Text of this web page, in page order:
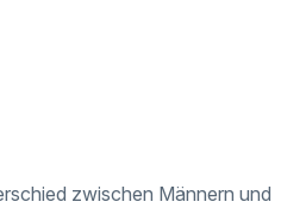
zwischen Männern und